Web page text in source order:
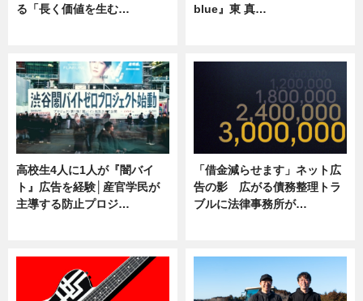
る「長く価値を生む…
blue』東 真…
高校生4人に1人が『闇バイ
ト』広告を経験│産官学民が
主導する防止プロジ…
「借金減らせます」ネット広
告の影 広がる債務整理トラ
ブルに法律事務所が…